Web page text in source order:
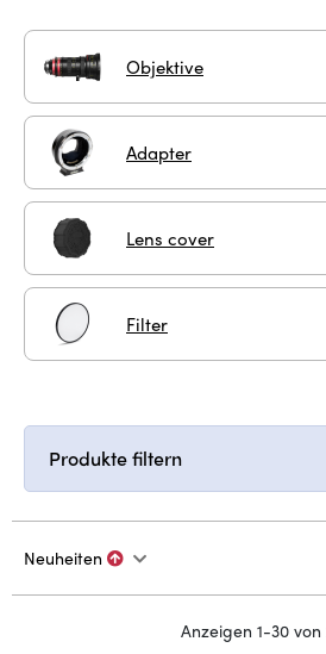
Objektive
Adapter
Lens cover
Filter
Produkte filtern
Neuheiten
Anzeigen 1-30 von